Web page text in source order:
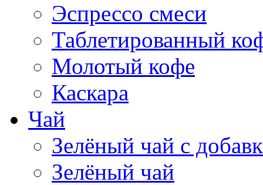
Эспрессо смеси
Таблетированный
Молотый кофе
Каскара
Чай
Зелёный чай с
Зелёный чай